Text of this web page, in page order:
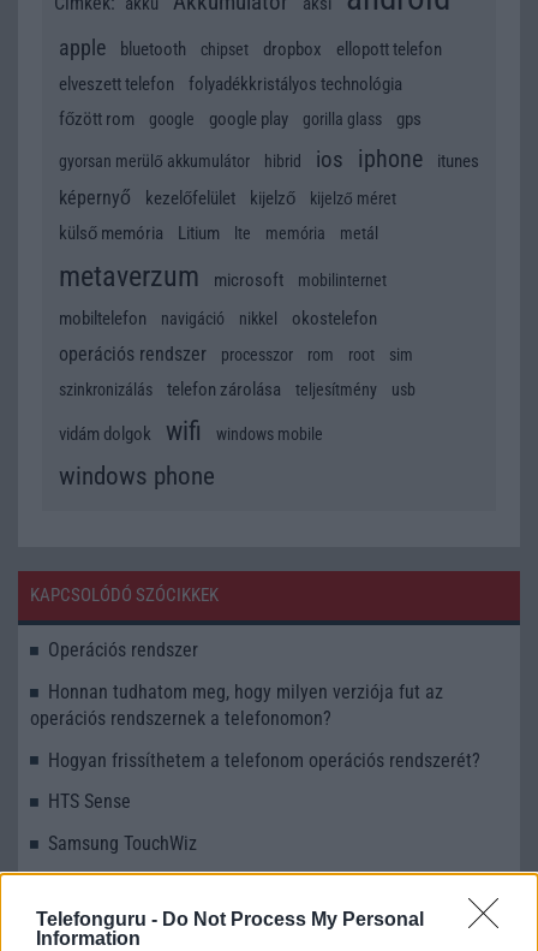
Telefonguru - Do Not Process My Personal
Information
apple bluetooth chipset dropbox
ellopott telefon
elveszett telefon
folyadékkristályos technológia
főzött rom
google google play gorilla glass gps
gyorsan merülő akkumulátor hibrid ios iphone itunes
képernyő kezelőfelület kijelző kijelző méret
külső memória Litium lte memória metál
metaverzum microsoft mobilinternet
mobiltelefon navigáció nikkel okostelefon
operációs rendszer processzor rom root
sim
szinkronizálás
telefon zárolása teljesítmény usb
vidám dolgok wifi windows mobile
windows phone
KAPCSOLÓDÓ SZÓCIKKEK
Operációs rendszer
Honnan tudhatom meg, hogy milyen verziója fut az
operációs rendszernek a telefonomon?
Hogyan frissíthetem a telefonom operációs rendszerét?
HTS Sense
Samsung TouchWiz
lassú és/vagy hibákat produkál. Ha visszaállítom a gyári
beállításokat, a korábbi Android rendszer kerül a telefonra?